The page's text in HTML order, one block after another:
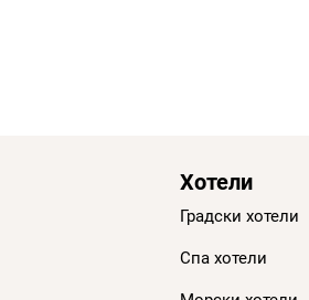
Хотели
Градски хотели
Спа хотели